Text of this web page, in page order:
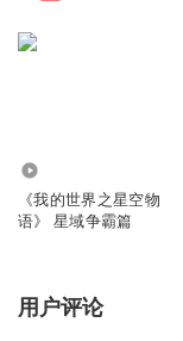
《我的世界之星空物
语》 星域争霸篇
用户评论